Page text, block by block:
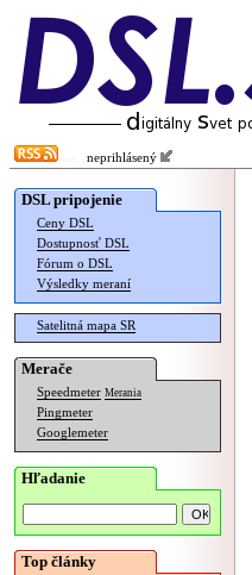
neprihlásený
DSL pripojenie
Ceny DSL
Dostupnosť DSL
Fórum o DSL
Výsledky meraní
Satelitná mapa SR
Merače
Speedmeter Merania
Pingmeter
Googlemeter
Hľadanie
Top články